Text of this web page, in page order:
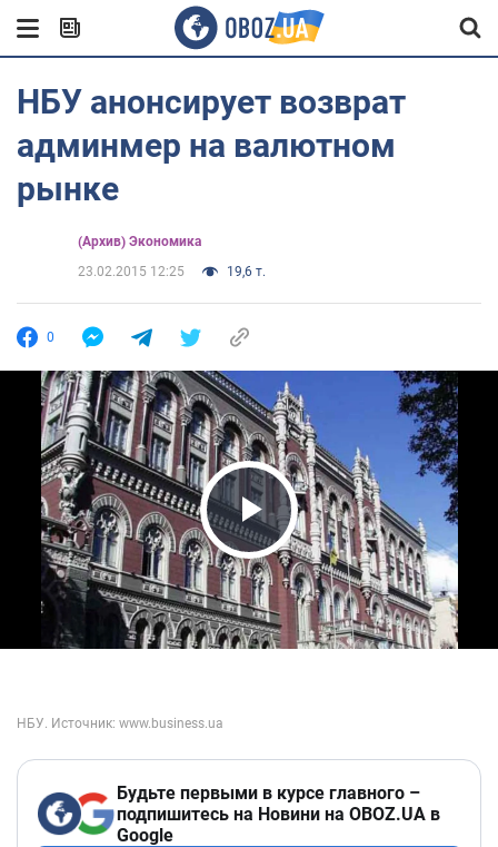
НБУ анонсирует возврат
админмер на валютном
рынке
(Архив) Экономика
23.02.2015 12:25
19,6 т.
0
Play Video
Будьте первыми в курсе главного –
подпишитесь на Новини на OBOZ.UA в
Google